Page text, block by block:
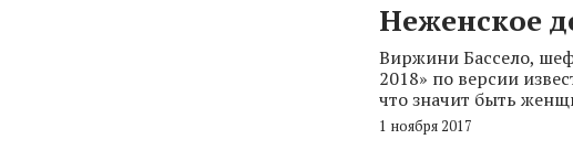
Неженское
Виржини Бассело,
2018» по версии
что значит быть
1 ноября 2017